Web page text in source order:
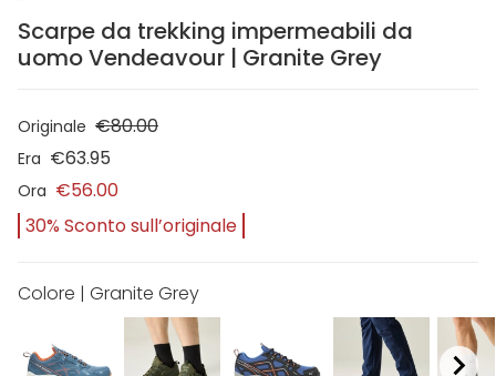
Scarpe da trekking impermeabili da
uomo Vendeavour | Granite Grey
Originale €80.00
Era €63.95
Ora €56.00
30% Sconto sull’originale
Colore | Granite Grey